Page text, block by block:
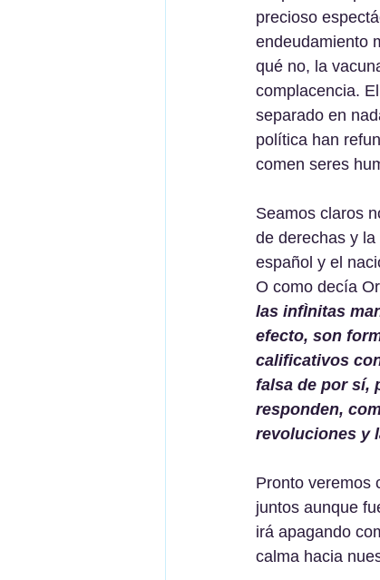
precioso
endeudamiento
qué no, la
complacencia.
separado en
política han
comen seres
Seamos claros
de derechas y
español y el
O como decía
las infÌnitas
efecto, son
calificativos
falsa de por sí,
responden,
revoluciones y
Pronto veremos
juntos aunque
irá apagando
calma hacia